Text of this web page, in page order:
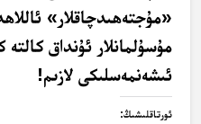
«مۇجتەھىدچاقلار»
مۇسۇلمانلار ئۇنداق كالتە
ئىشەنمەسلىكى لازىم!
ئورتاقلىشىڭ: